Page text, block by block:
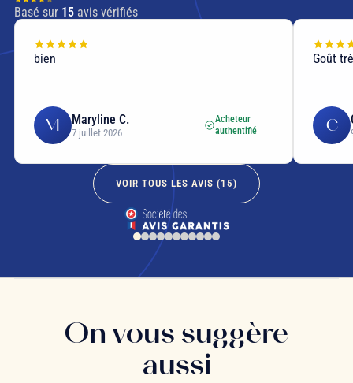
Basé sur 15avis vérifiés
bien
M Maryline C.
7 juillet 2026
Acheteur
authentifié
Goût
C
VOIR TOUS LES AVIS (15)
On vous suggère
aussi